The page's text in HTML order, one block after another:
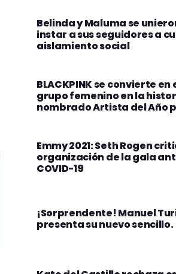
Belinda y Maluma se
instar a sus seguidores a
aislamiento social
BLACKPINK se convierte
grupo femenino en la
nombrado Artista del Año
Emmy 2021: Seth Rogen
organización de la gala
COVID-19
¡Sorprendente! Manuel
presenta su nuevo sencillo.